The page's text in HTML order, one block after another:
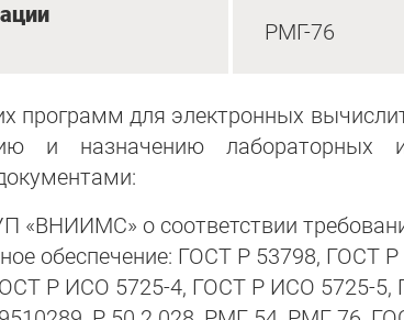
РМГ-76
программ для электронных
и назначению лабораторных
«ВНИИМС» о соответствии
обеспечение: ГОСТ Р 53798, ГОСТ
Р ИСО 5725-4, ГОСТ Р ИСО 5725-